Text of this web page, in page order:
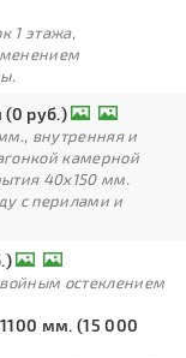
1 этажа,
(0 руб.)
внутренняя и
камерной
40х150 мм.
с перилами и
остеклением
мм. (15 000